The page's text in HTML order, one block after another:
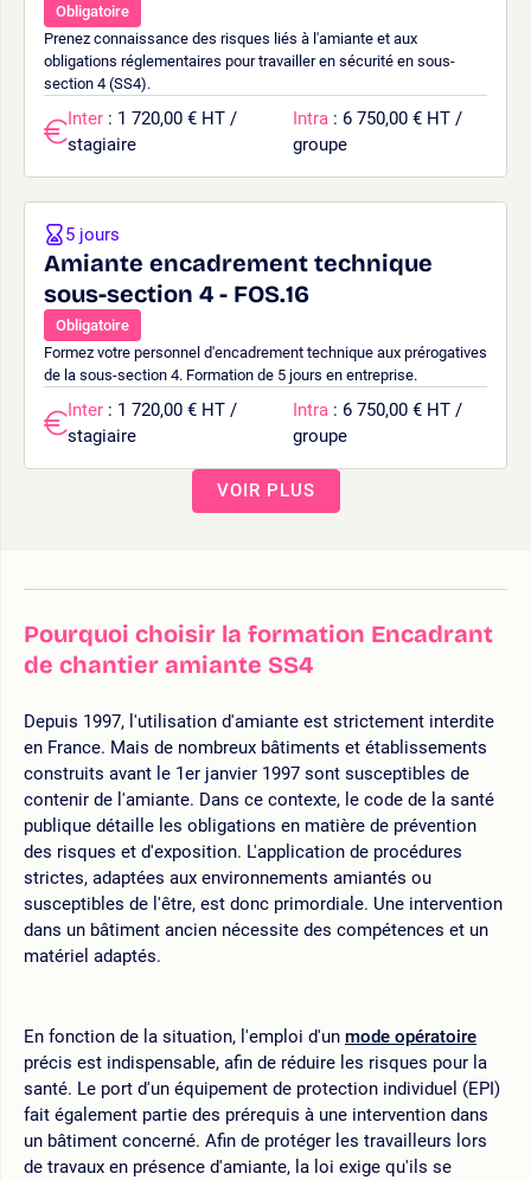
Obligatoire
Prenez connaissance des risques liés à l'amiante et aux
obligations réglementaires pour travailler en sécurité en sous-
section 4 (SS4).
Inter : 1 720,00 € HT /
stagiaire
Intra : 6 750,00 € HT /
groupe
Amiante encadrement technique
sous-section 4 - FOS.16
Obligatoire
Formez votre personnel d'encadrement technique aux prérogatives
de la sous-section 4. Formation de 5 jours en entreprise.
5 jours
Inter : 1 720,00 € HT /
stagiaire
Intra : 6 750,00 € HT /
groupe
VOIR PLUS
Pourquoi choisir la formation Encadrant
de chantier amiante SS4
Depuis 1997, l'utilisation d'amiante est strictement interdite
en France. Mais de nombreux bâtiments et établissements
construits avant le 1er janvier 1997 sont susceptibles de
contenir de l'amiante. Dans ce contexte, le code de la santé
publique détaille les obligations en matière de prévention
des risques et d'exposition. L'application de procédures
strictes, adaptées aux environnements amiantés ou
susceptibles de l'être, est donc primordiale. Une intervention
dans un bâtiment ancien nécessite des compétences et un
matériel adaptés.
En fonction de la situation, l'emploi d'un mode opératoire
précis est indispensable, afin de réduire les risques pour la
santé. Le port d'un équipement de protection individuel (EPI)
fait également partie des prérequis à une intervention dans
un bâtiment concerné. Afin de protéger les travailleurs lors
de travaux en présence d'amiante, la loi exige qu'ils se